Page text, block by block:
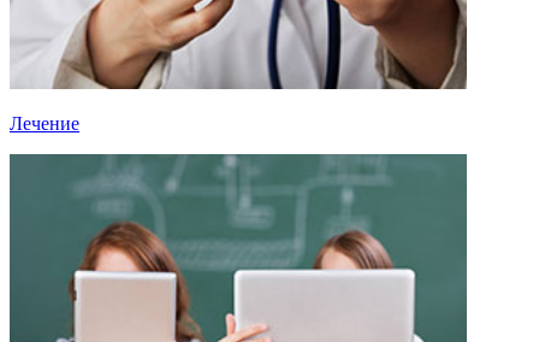
Лечение